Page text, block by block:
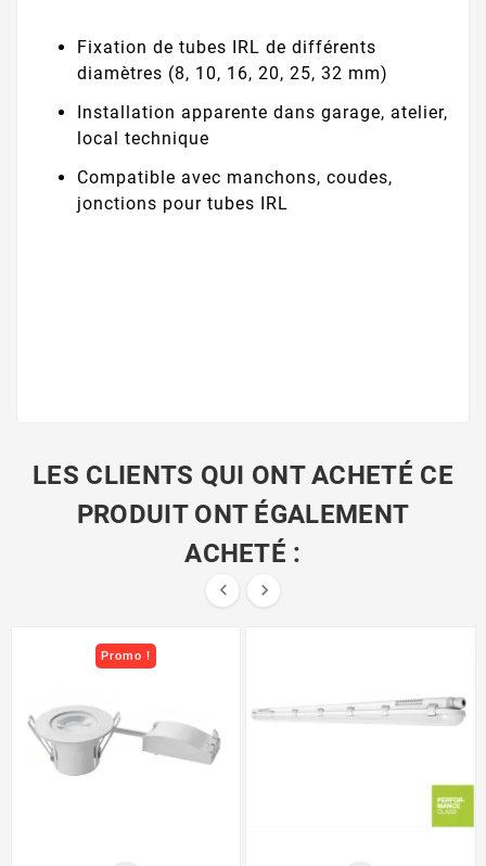
Fixation de tubes IRL de différents
diamètres (8, 10, 16, 20, 25, 32 mm)
Installation apparente dans garage, atelier,
local technique
Compatible avec manchons, coudes,
jonctions pour tubes IRL
LES CLIENTS QUI ONT ACHETÉ CE
PRODUIT ONT ÉGALEMENT
ACHETÉ :
 
Promo !